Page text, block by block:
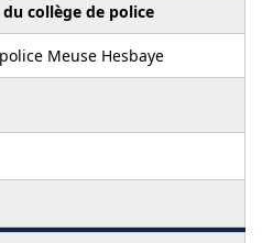
collège de police
Meuse Hesbaye